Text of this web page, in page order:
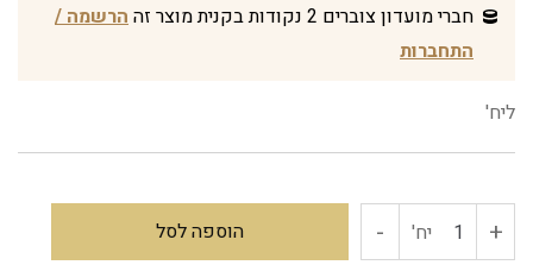
חברי מועדון צוברים 2 נקודות בקנית מוצר זה
הרשמה /
התחברות
ליח'
+ כמות יח' - הוספה לסל